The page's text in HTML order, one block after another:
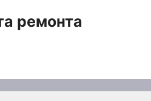
ремонта